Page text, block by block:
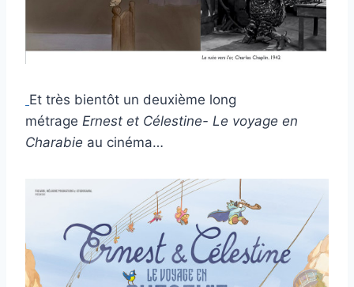
Et très bientôt un deuxième long
métrage Ernest et Célestine- Le voyage en
Charabie au cinéma…